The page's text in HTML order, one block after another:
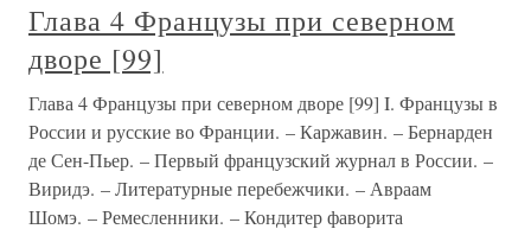
Глава 4 Французы при северном
дворе [99]
Глава 4 Французы при северном дворе [99] I. Французы в
России и русские во Франции. – Каржавин. – Бернарден
де Сен-Пьер. – Первый французский журнал в России. –
Виридэ. – Литературные перебежчики. – Авраам
Шомэ. – Ремесленники. – Кондитер фаворита